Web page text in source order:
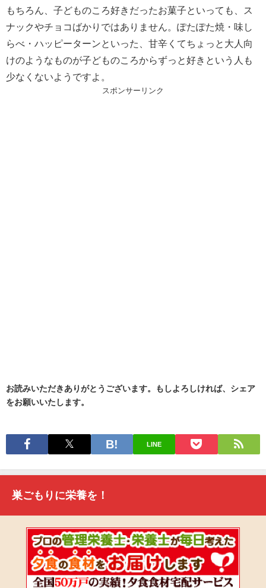
もちろん、子どものころ好きだったお菓子といっても、ス
ナックやチョコばかりではありません。ぽたぽた焼・味し
らべ・ハッピーターンといった、甘辛くてちょっと大人向
けのようなものが子どものころからずっと好きという人も
少なくないようですよ。
スポンサーリンク
お読みいただきありがとうございます。もしよろしければ、シェア
をお願いいたします。
LINE
巣ごもりに栄養を！